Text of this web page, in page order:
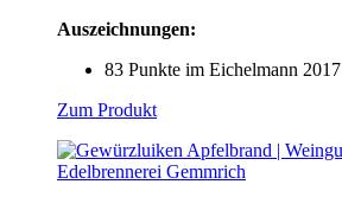
Auszeichnungen:
83 Punkte im Eichelmann 2017
Zum Produkt